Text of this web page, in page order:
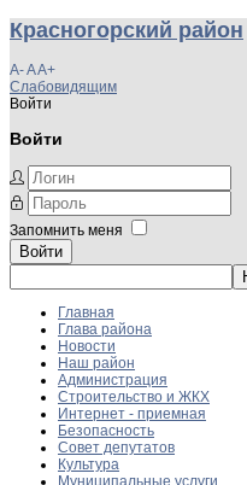
Красногорский район
A-AA+
Слабовидящим
Войти
Войти
Запомнить меня
Войти
Главная
Глава района
Новости
Наш район
Администрация
Строительство и ЖКХ
Интернет - приемная
Безопасность
Совет депутатов
Культура
Муниципальные услуги